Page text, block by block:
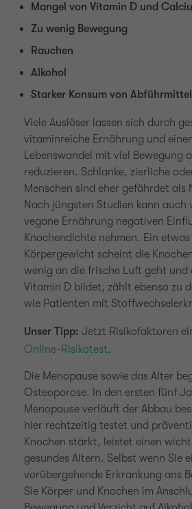
Mangel von Vitamin D und
Zu wenig Bewegung
Rauchen
Alkohol
Starker Konsum von
Viele Auslöser lassen sich durch
vitaminreiche Ernährung und
Lebenswandel mit viel Bewegung
reduzieren. Schlanke, zierliche
Menschen sind eher gefährdet als
Nach jüngsten Studien kann auch
vegane Ernährung negativen
Knochendichte nehmen. Ein etwas
Körpergewicht scheint die
wenig an die frische Luft geht und
Vitamin D bildet, zählt ebenso zu
wie Patienten mit
Unser Tipp: Jetzt Risikofaktoren
Online-Risikotest.
Die Menopause sowie das Alter
Osteoporose. In den ersten fünf
Menopause verläuft der Abbau
hier rechtzeitig testet und
Knochen stärkt, leistet einen
gesundes Altern. Selbst wenn Sie
vorübergehende Erkrankung ans
Sie Körper und Knochen im